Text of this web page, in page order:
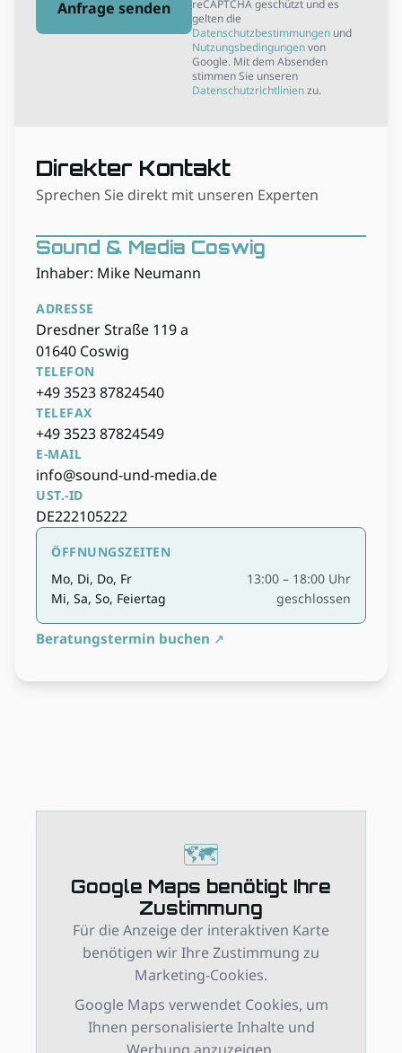
Anfrage senden
reCAPTCHA geschützt und es
gelten die
Datenschutzbestimmungen und
Nutzungsbedingungenvon
Google. Mit dem Absenden
stimmen Sie unseren
Datenschutzrichtlinienzu.
Direkter Kontakt
Sprechen Sie direkt mit unseren Experten
Sound & Media Coswig
Inhaber: Mike Neumann
ADRESSE
Dresdner Straße 119 a
01640 Coswig
TELEFON
+49 3523 87824540
TELEFAX
+49 3523 87824549
E-MAIL
info@sound-und-media.de
UST.-ID
DE222105222
ÖFFNUNGSZEITEN
Mo, Di, Do, Fr
13:00 – 18:00 Uhr
Mi, Sa, So, Feiertag
geschlossen
Beratungstermin buchen
🗺️
Google Maps benötigt Ihre
Zustimmung
Für die Anzeige der interaktiven Karte
benötigen wir Ihre Zustimmung zu
Marketing-Cookies.
Google Maps verwendet Cookies, um
Ihnen personalisierte Inhalte und